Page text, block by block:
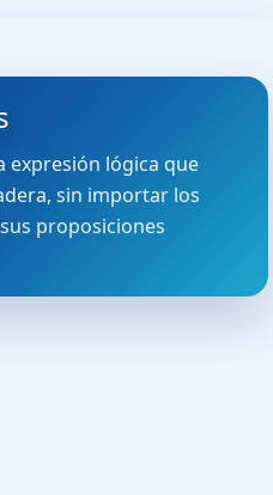
expresión lógica que
sin importar los
proposiciones